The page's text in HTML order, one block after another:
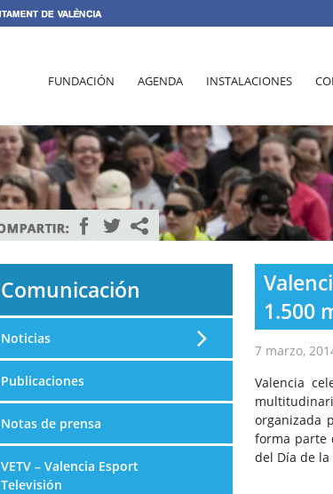
FUNDACIÓN AGENDA INSTALACIONES
1.500
7 marzo,
Valencia
organizada
forma parte
del Día de
Comunicación
Noticias
Publicaciones
Notas de prensa
VETV – Valencia Esport
Televisión